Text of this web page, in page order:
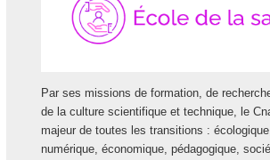
transitions
écologiques
Par ses missions de formation, de
de la culture scientifique et technique, le
majeur de toutes les transitions :
numérique, économique, pédagogique,